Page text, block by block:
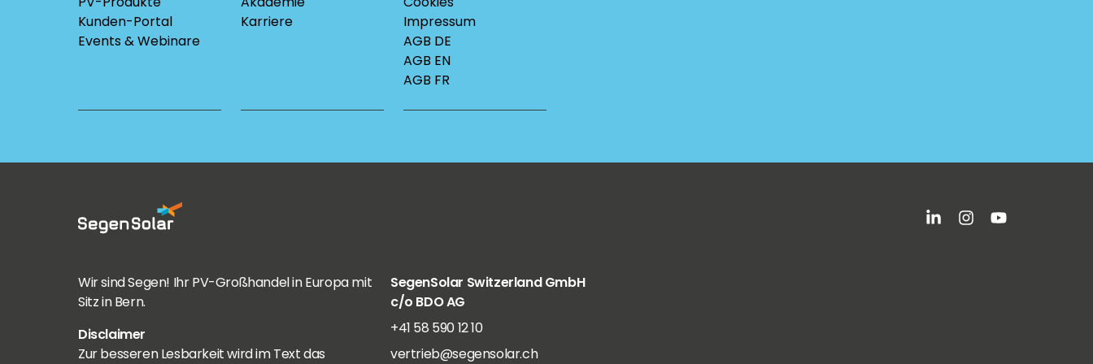
Kunden-Portal
Events & Webinare
Karriere
Impressum
AGB DE
AGB EN
AGB FR
Wir sind Segen! Ihr PV-Großhandel in Europa mit
Sitz in Bern.
Disclaimer
Zur besseren Lesbarkeit wird im Text das
SegenSolar Switzerland GmbH
c/o BDO AG
+41 58 590 12 10
vertrieb@segensolar.ch